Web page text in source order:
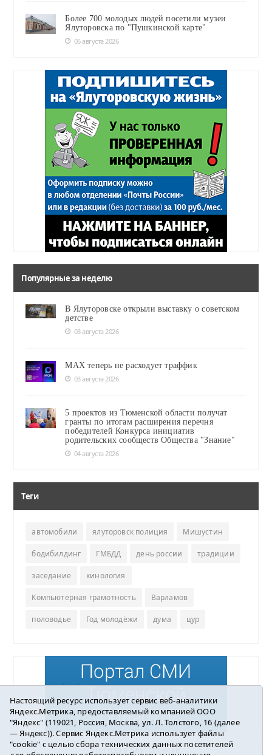
Более 700 молодых людей посетили музеи
Ялуторовска по "Пушкинской карте"
06 августа 2026
Популярные за неделю
В Ялуторовске открыли выставку о советском
детстве
03 августа 2026
MAX теперь не расходует траффик
03 августа 2026
5 проектов из Тюменской области получат
гранты по итогам расширения перечня
победителей Конкурса инициатив
родительских сообществ Общества "Знание"
04 августа 2026
Теги
автомобили ялуторовск полиция Мишустин
бодибилдинг ГМБДД день россии традиции
заседание кинология
Компьютерная грамотность Варламов
половодье Год молодёжи дума цур
Погода в Ялуторовске
Настоящий ресурс использует сервис веб-аналитики
Яндекс.Метрика, предоставляемый компанией ООО
"Яндекс" (119021, Россия, Москва, ул. Л. Толстого, 16 (далее
— Яндекс)). Сервис Яндекс.Метрика использует файлы
"cookie" с целью сбора технических данных посетителей